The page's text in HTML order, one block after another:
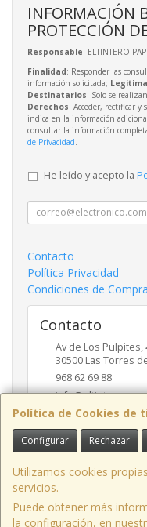
Política de Cookies de
Configurar Rechazar
Utilizamos cookies
servicios.
Puede obtener más
la configuración, en
INFORMACIÓN
PROTECCIÓN
Responsable: ELTINTERO
Finalidad: Responder las
información solicitada;
Destinatarios: Solo se
Derechos: Acceder, rectificar y
indica en la información
consultar la información
de Privacidad
He leído y acepto la
Contacto
Política Privacidad
Condiciones de Compra
Contacto
Av de Los Pulpites,
30500 Las Torres
968 62 69 88
Horario
8:00 a 14:00 - 17:00 a